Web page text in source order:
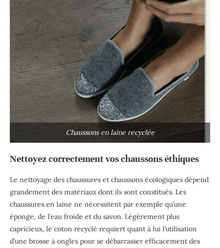
Chaussons en laine recyclée
Nettoyez correctement vos chaussons éthiques
Le nettoyage des chaussures et chaussons écologiques dépend
grandement des matériaux dont ils sont constitués. Les
chaussures en laine ne nécessitent par exemple qu’une
éponge, de l’eau froide et du savon. Légèrement plus
capricieux, le coton recyclé requiert quant à lui l’utilisation
d’une brosse à ongles pour se débarrasser efficacement des